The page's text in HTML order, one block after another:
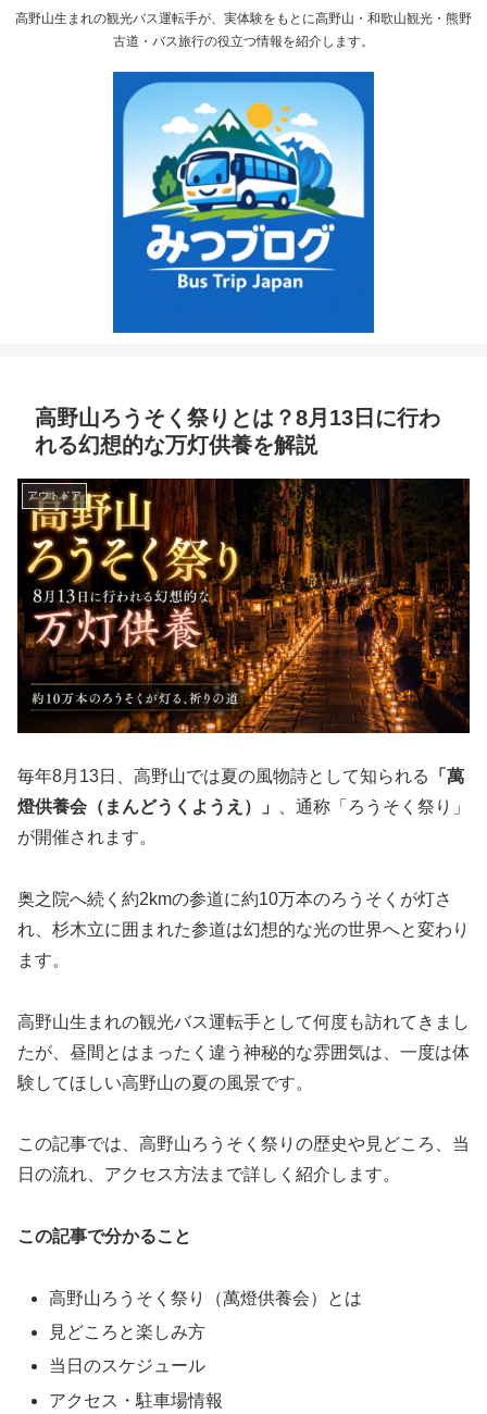
高野山生まれの観光バス運転手が、実体験をもとに高野山・和歌山観光・熊野
古道・バス旅行の役立つ情報を紹介します。
高野山ろうそく祭りとは？8月13日に行わ
れる幻想的な万灯供養を解説
アウトドア
毎年8月13日、高野山では夏の風物詩として知られる
「萬
燈供養会（まんどうくようえ）」
、通称「ろうそく祭り」
が開催されます。
奥之院へ続く約2kmの参道に約10万本のろうそくが灯さ
れ、杉木立に囲まれた参道は幻想的な光の世界へと変わり
ます。
高野山生まれの観光バス運転手として何度も訪れてきまし
たが、昼間とはまったく違う神秘的な雰囲気は、一度は体
験してほしい高野山の夏の風景です。
この記事では、高野山ろうそく祭りの歴史や見どころ、当
日の流れ、アクセス方法まで詳しく紹介します。
この記事で分かること
高野山ろうそく祭り（萬燈供養会）とは
見どころと楽しみ方
当日のスケジュール
アクセス・駐車場情報